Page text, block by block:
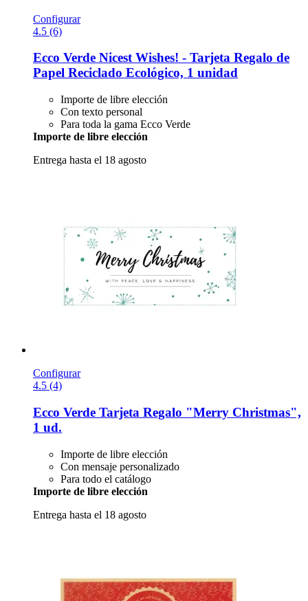
Configurar
4.5 (6)
Ecco Verde Nicest Wishes! -​ Tarjeta Regalo de
Papel Reciclado Ecológico, 1 unidad
Importe de libre elección
Con texto personal
Para toda la gama Ecco Verde
Importe de libre elección
Entrega hasta el 18 agosto
Configurar
4.5 (4)
Ecco Verde Tarjeta Regalo "Merry Christmas",
1 ud.
Importe de libre elección
Con mensaje personalizado
Para todo el catálogo
Importe de libre elección
Entrega hasta el 18 agosto